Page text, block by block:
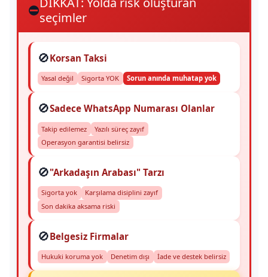
⛔seçimler
🚫Korsan Taksi
Yasal değil Sigorta YOK Sorun anında muhatap yok
🚫Sadece WhatsApp Numarası Olanlar
Takip edilemez
Yazılı süreç zayıf
Operasyon garantisi belirsiz
🚫"Arkadaşın Arabası" Tarzı
Sigorta yok
Karşılama disiplini zayıf
Son dakika aksama riski
🚫Belgesiz Firmalar
Hukuki koruma yok Denetim dışı İade ve destek belirsiz